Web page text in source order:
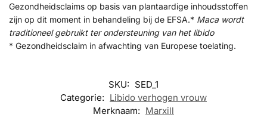
Gezondheidsclaims op basis van plantaardige inhoudsstoffen
zijn op dit moment in behandeling bij de EFSA.* Maca wordt
traditioneel gebruikt ter ondersteuning van het libido
* Gezondheidsclaim in afwachting van Europese toelating.
SKU: SED_1
Categorie: Libido verhogen vrouw
Merknaam: Marxill